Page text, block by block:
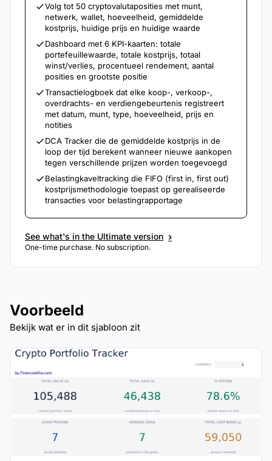
Volg tot 50 cryptovalutaposities met munt,
netwerk, wallet, hoeveelheid, gemiddelde
kostprijs, huidige prijs en huidige waarde
Dashboard met 6 KPI-kaarten: totale
portefeuillewaarde, totale kostprijs, totaal
winst/verlies, procentueel rendement, aantal
posities en grootste positie
Transactielogboek dat elke koop-, verkoop-,
overdrachts- en verdiengebeurtenis registreert
met datum, munt, type, hoeveelheid, prijs en
notities
DCA Tracker die de gemiddelde kostprijs in de
loop der tijd berekent wanneer nieuwe aankopen
tegen verschillende prijzen worden toegevoegd
Belastingkaveltracking die FIFO (first in, first out)
kostprijsmethodologie toepast op gerealiseerde
transacties voor belastingrapportage
See what's in the Ultimate version ›
One-time purchase. No subscription.
Voorbeeld
Bekijk wat er in dit sjabloon zit